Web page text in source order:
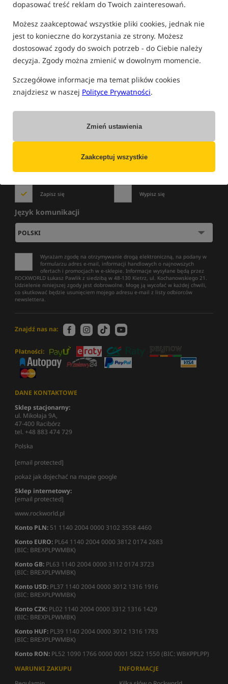
dopasować treść reklam do Twoich zainteresowań.
Możesz zaakceptować wszystkie pliki cookies, jednak nie
jest to konieczne do korzystania ze strony. Możesz
dostosować zgody do swoich potrzeb - do Ciebie należy
decyzja. Zgody można zmienić w dowolnym momencie.
Szczegółowe informacje ma temat plików cookies
znajdziesz w naszej Polityce Prywatności.
Zmień ustawienia
Zaakceptuj wszystkie
PRODUKTY FANTAZY BAITS
Brak produktów.
WYPRZEDAŻE»PROMOCJE
Zapisz się do newslettera i bądź na bieżącoz najlepszymi okazjami!
Zapisz się Wypisz się
Język komunikacji
Wyrażam zgodę na otrzymywanie drogą elektroniczną, na podany w
formularzu adres e-mail, informacji handlowych o najnowszych
ofertach i promocjach w e-sklepie. Informacje wysyłane będą przez
ROCKWORLD Łukasz Pawlik z siedzibą w 48-130 Kietrz, ul. Kochanowskiego 21.
Udzielenie niniejszej zgody jest dobrowolne. Mogę ją wycofać w każdej chwili,
co skutkować będzie usunięciem mojego adresu e-mail z listy odbiorców
newslettera.
Znajdź nas na:
Płatności:
DANE KONTAKTOWE
Sklep stacjonarny:
ul. Mikołaja 9A,
47-400 Racibórz
tel. +48 883 474 729
Polska
[email protected]
pokaż jak dojechać na mapie google
Sklep internetowy:
[email protected]
www.rockworld.pl
Konto PLN: 51 1140 2004 0000 3102 3558 4460
Konto EURO: PL64 1140 2004 0000 3812 0174 2683
(BIC: BREXPLPWMBK)
Konto GB: PL63 1140 2004 0000 3112 0174 3723
(BIC: BREXPLPWMBK)
Konto USD: PL37 1140 2004 0000 3012 1316 1916
(BIC: BREXPLPWMBK)
Konto CZK: PL02 1140 2004 0000 3312 1316 1429
(BIC: BREXPLPWMBK)
Konto HUF: PL39 1140 2004 0000 3012 1316 1783
(BIC: BREXPLPWMBK)
Konto RON: PL52 1090 1766 0000 0001 5822 1550 (BIC: WBKPPLPP)
WARUNKI ZAKUPU
INFORMACJE